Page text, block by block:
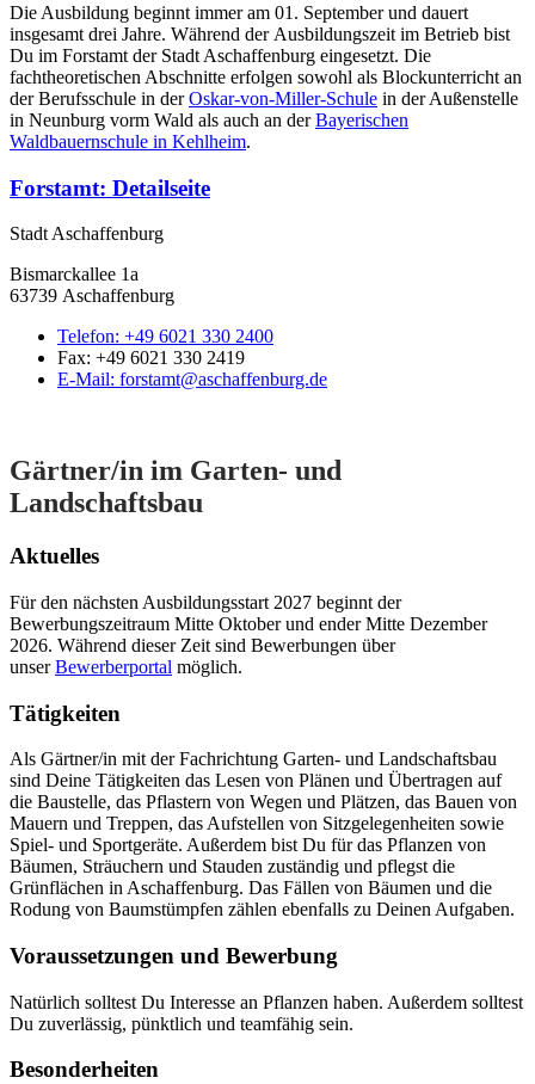
Die Ausbildung beginnt immer am 01. September und dauert
insgesamt drei Jahre. Während der Ausbildungszeit im Betrieb bist
Du im Forstamt der Stadt Aschaffenburg eingesetzt. Die
fachtheoretischen Abschnitte erfolgen sowohl als Blockunterricht an
der Berufsschule in derOskar-von-Miller-Schule in der Außenstelle
in Neunburg vorm Wald als auch an derBayerischen
Waldbauernschule in Kehlheim.
Forstamt: Detailseite
Stadt Aschaffenburg
Bismarckallee 1a
63739 Aschaffenburg
Telefon: +49 6021 330 2400
Fax: +49 6021 330 2419
E-Mail: forstamt@aschaffenburg.de
Gärtner/in im Garten- und
Landschaftsbau
Aktuelles
Für den nächsten Ausbildungsstart 2027 beginnt der
Bewerbungszeitraum Mitte Oktober und ender Mitte Dezember
2026. Während dieser Zeit sind Bewerbungen über
unserBewerberportal möglich.
Tätigkeiten
Als Gärtner/in mit der Fachrichtung Garten- und Landschaftsbau
sind Deine Tätigkeiten das Lesen von Plänen und Übertragen auf
die Baustelle, das Pflastern von Wegen und Plätzen, das Bauen von
Mauern und Treppen, das Aufstellen von Sitzgelegenheiten sowie
Spiel- und Sportgeräte. Außerdem bist Du für das Pflanzen von
Bäumen, Sträuchern und Stauden zuständig und pflegst die
Grünflächen in Aschaffenburg. Das Fällen von Bäumen und die
Rodung von Baumstümpfen zählen ebenfalls zu Deinen Aufgaben.
Voraussetzungen und Bewerbung
Natürlich solltest Du Interesse an Pflanzen haben. Außerdem solltest
Du zuverlässig, pünktlich und teamfähig sein.
Besonderheiten